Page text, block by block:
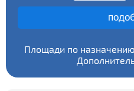
Площади по назначению